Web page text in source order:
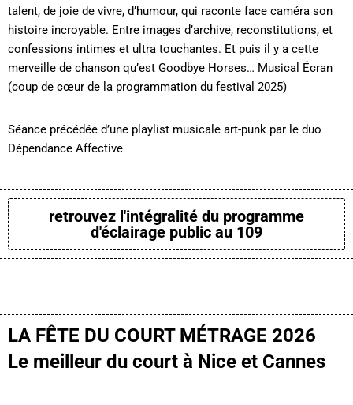
talent, de joie de vivre, d’humour, qui raconte face caméra son
histoire incroyable. Entre images d’archive, reconstitutions, et
confessions intimes et ultra touchantes. Et puis il y a cette
merveille de chanson qu’est Goodbye Horses… Musical Écran
(coup de cœur de la programmation du festival 2025)
Séance précédée d’une playlist musicale art-punk par le duo
Dépendance Affective
retrouvez l'intégralité du programme
d'éclairage public au 109
LA FÊTE DU COURT MÉTRAGE 2026
Le meilleur du court à Nice et Cannes